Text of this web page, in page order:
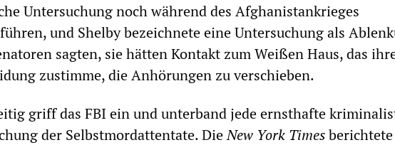
Untersuchung noch während des Afghanistankrieges
und Shelby bezeichnete eine Untersuchung als
sagten, sie hätten Kontakt zum Weißen Haus, das
zustimme, die Anhörungen zu verschieben.
griff das FBI ein und unterband jede ernsthafte
der Selbstmordattentate. DieNew York Times